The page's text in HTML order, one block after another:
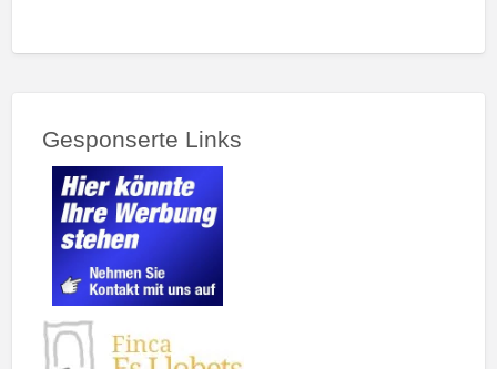
Gesponserte Links